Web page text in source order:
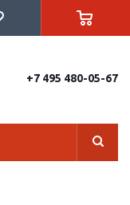
+7 495 480-05-67